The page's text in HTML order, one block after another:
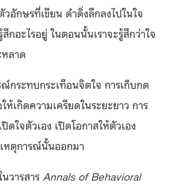
อักษรที่เขียน ดำดิ่งลึกลงไปในใจ
สึกอะไรอยู่ ในตอนนั้นเราจะรู้สึกว่าใจ
ลาด
ณ์กระทบกระเทือนจิตใจ การเก็บกด
ห้เกิดความเครียดในระยะยาว การ
ดใจตัวเอง เปิดโอกาสให้ตัวเอง
หตุการณ์นั้นออกมา
วารสาร Annals of Behavioral